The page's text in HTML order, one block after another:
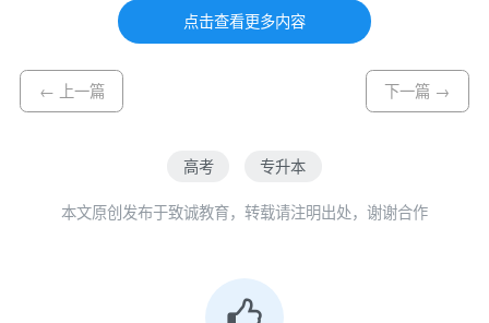
站。专业拥有“国家卓越工程师”工作室和“湖北省
先进钢铁材料短流程制造工程技术研究中心”。
频共振，构建了“智能成型+绿色制造”创新体系，
业生分别约为4000余人、500余人、20余人，为
点击查看更多内容
← 上一篇 下一篇 →
高考 专升本
本文原创发布于致诚教育，转载请注明出处，谢谢合作